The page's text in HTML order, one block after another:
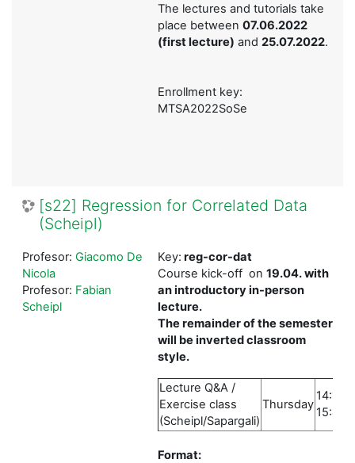
The lectures and tutorials take
place between 07.06.2022
(first lecture) and 25.07.2022.
Enrollment key:
MTSA2022SoSe
[s22] Regression for Correlated Data
(Scheipl)
Key: reg-cor-dat
Course kick-off on 19.04. with
an introductory in-person
lecture.
The remainder of the semester
will be inverted classroom
style.
Lecture Q&A /
Exercise class
(Scheipl/Sapargali)
Thursday
14:15-
15:45
Format:
Profesor: Giacomo De
Nicola
Profesor: Fabian
Scheipl